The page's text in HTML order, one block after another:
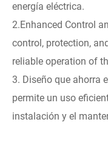
energía eléctrica.
2.Enhanced Control
control, protection,
reliable operation of
3. Diseño que ahorra
permite un uso
instalación y el